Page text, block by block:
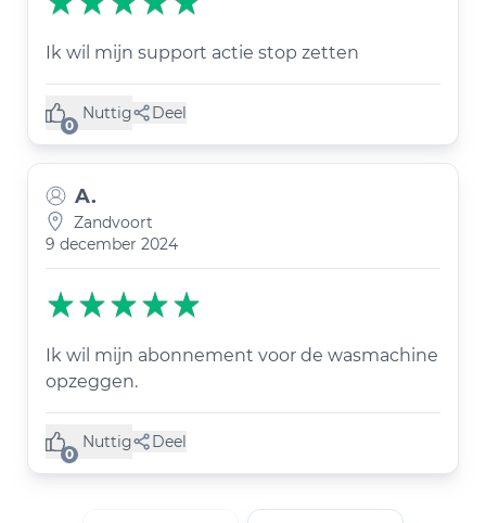
Ik wil mijn support actie stop zetten
0
Nuttig
(0 like) Deel
A.
Zandvoort
9 december 2024
Ik wil mijn abonnement voor de wasmachine
opzeggen.
0
Nuttig
(0 like) Deel